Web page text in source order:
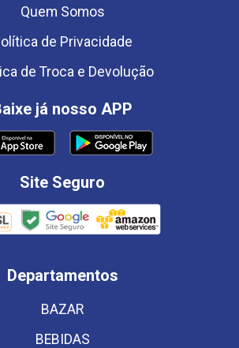
Quem Somos
de Privacidade
de Troca e Devolução
já nosso APP
Site Seguro
Departamentos
BAZAR
BEBIDAS